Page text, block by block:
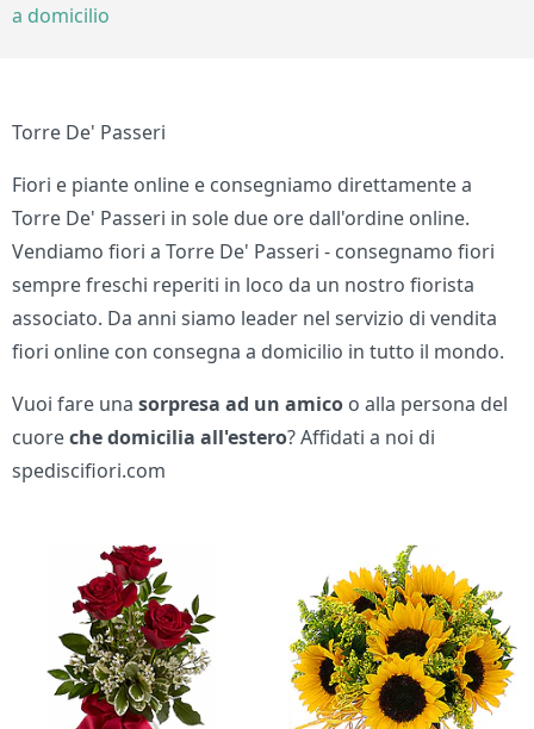
a domicilio
Torre De' Passeri
Fiori e piante online e consegniamo direttamente a
Torre De' Passeri in sole due ore dall'ordine online.
Vendiamo fiori a Torre De' Passeri - consegnamo fiori
sempre freschi reperiti in loco da un nostro fiorista
associato. Da anni siamo leader nel servizio di vendita
fiori online con consegna a domicilio in tutto il mondo.
Vuoi fare unasorpresa ad un amico o alla persona del
cuoreche domicilia all'estero? Affidati a noi di
spediscifiori.com
Bouquet di fiori